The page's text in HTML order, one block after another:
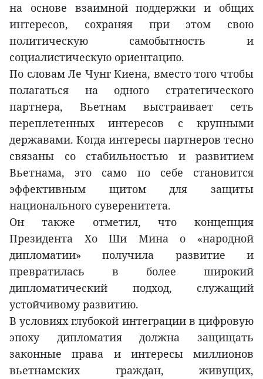
на основе взаимной поддержки и общих
интересов, сохраняя при этом свою
политическую самобытность и
социалистическую ориентацию.
По словам Ле Чунг Киена, вместо того чтобы
полагаться на одного стратегического
партнера, Вьетнам выстраивает сеть
переплетенных интересов с крупными
державами. Когда интересы партнеров тесно
связаны со стабильностью и развитием
Вьетнама, это само по себе становится
эффективным щитом для защиты
национального суверенитета.
Он также отметил, что концепция
Президента Хо Ши Мина о «народной
дипломатии» получила развитие и
превратилась в более широкий
дипломатический подход, служащий
устойчивому развитию.
В условиях глубокой интеграции в цифровую
эпоху дипломатия должна защищать
законные права и интересы миллионов
вьетнамских граждан, живущих,